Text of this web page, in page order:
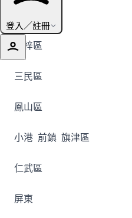
登入／註冊
楠梓區
三民區
鳳山區
小港 前鎮 旗津區
仁武區
屏東